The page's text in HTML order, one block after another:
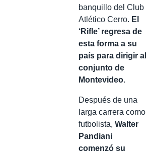
banquillo del Club
Atlético Cerro. El
‘Rifle’ regresa de
esta forma a su
país para dirigir al
conjunto de
Montevideo.
Después de una
larga carrera como
futbolista, Walter
Pandiani
comenzó su